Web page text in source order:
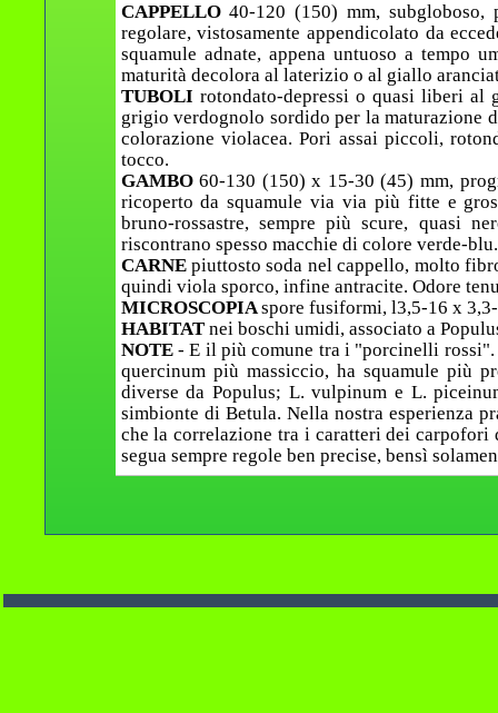
CAPPELLO40-120 (150) mm,
regolare, vistosamente appendicolato da
squamule adnate, appena untuoso a tempo
maturità decolora al laterizio o al giallo
TUBOLI rotondato-depressi o quasi liberi al
grigio verdognolo sordido per la maturazione
colorazione violacea. Pori assai piccoli,
tocco.
GAMBO60-130 (150) x 15-30 (45) mm,
ricoperto da squamule via via più fitte e
bruno-rossastre, sempre più scure, quasi
riscontrano spesso macchie di colore verde-
CARNE piuttosto soda nel cappello, molto
quindi viola sporco, infine antracite. Odore
MICROSCOPIAspore fusiformi, l3,5-16 x
HABITAT nei boschi umidi, associato a
NOTE - E il più comune tra i "porcinelli
quercinum più massiccio, ha squamule più
diverse da Populus; L. vulpinum e L.
simbionte di Betula. Nella nostra esperienza
che la correlazione tra i caratteri dei
segua sempre regole ben precise, bensì